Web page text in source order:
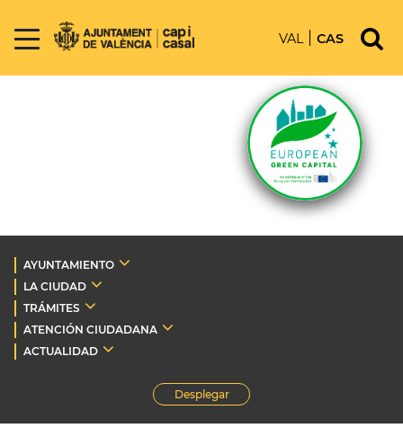
VAL CAS
AYUNTAMIENTO
LA CIUDAD
TRÁMITES
ATENCIÓN CIUDADANA
ACTUALIDAD
Desplegar